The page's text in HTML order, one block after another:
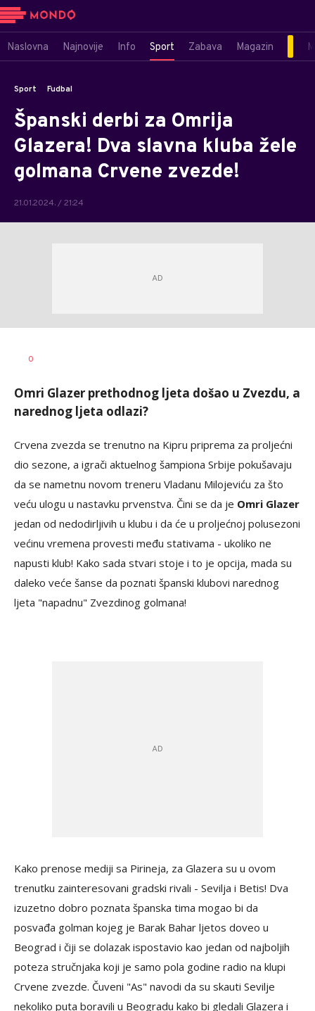
Naslovna Najnovije Info Sport Zabava Magazin
Sport Fudbal
Španski derbi za Omrija
Glazera! Dva slavna kluba žele
golmana Crvene zvezde!
21.01.2024. / 21:24
AUTOR
0
Omri Glazer prethodnog ljeta došao u Zvezdu, a
narednog ljeta odlazi?
Crvena zvezda se trenutno na Kipru priprema za proljećni
dio sezone, a igrači aktuelnog šampiona Srbije pokušavaju
da se nametnu novom treneru Vladanu Milojeviću za što
veću ulogu u nastavku prvenstva. Čini se da je Omri Glazer
jedan od nedodirljivih u klubu i da će u proljećnoj polusezoni
većinu vremena provesti među stativama - ukoliko ne
napusti klub! Kako sada stvari stoje i to je opcija, mada su
daleko veće šanse da poznati španski klubovi narednog
ljeta "napadnu" Zvezdinog golmana!
Kako prenose mediji sa Pirineja, za Glazera su u ovom
trenutku zainteresovani gradski rivali - Sevilja i Betis! Dva
izuzetno dobro poznata španska tima mogao bi da
posvađa golman kojeg je Barak Bahar ljetos doveo u
Beograd i čiji se dolazak ispostavio kao jedan od najboljih
poteza stručnjaka koji je samo pola godine radio na klupi
Crvene zvezde. Čuveni "As" navodi da su skauti Sevilje
nekoliko puta boravili u Beogradu kako bi gledali Glazera i